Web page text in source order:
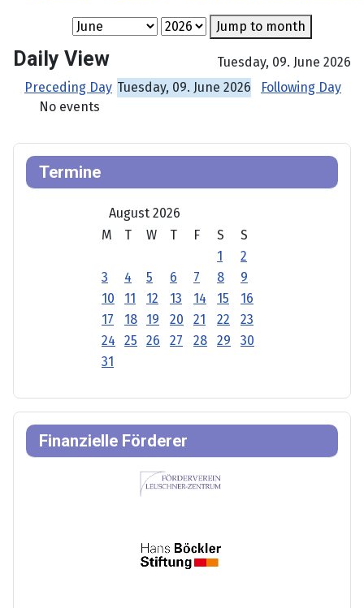
Jump to month
Daily View
Tuesday, 09. June 2026
Preceding Day Tuesday, 09. June 2026
Following Day
No events
Termine
August 2026
M
T W T F S
S
1
2
3
4 5 6 7 8
9
10
11 12 13 14 15
16
17
18 19 20 21 22
23
24
25 26 27 28 29
30
31
Finanzielle Förderer